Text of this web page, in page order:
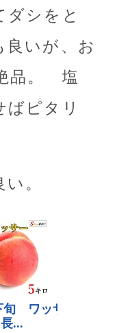
ダシをと
いが、お
品。 塩
ばピタリ
。